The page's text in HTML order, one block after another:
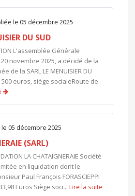
le 05 décembre 2025
DU SUD
L'assemblée Générale
novembre 2025, a décidé de la
de la SARL LE MENUISIER DU
euros, siège socialeRoute de
05 décembre 2025
(SARL)
LA CHATAIGNERAIE Société
en liquidation dont le
Paul François FORASCIEPPI
Euros Siège soci... Lire la suite